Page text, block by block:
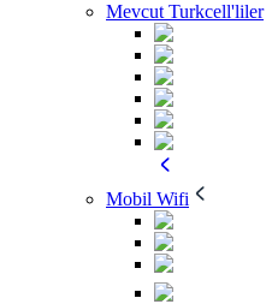
Mevcut Turkcell'liler
Mobil Wifi